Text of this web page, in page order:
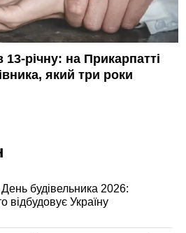
13-річну: на Прикарпатті
який три роки
будівельника 2026:
відбудовує Україну